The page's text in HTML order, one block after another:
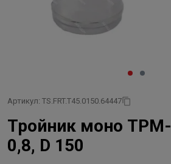
Артикул: TS.FRT.T45.0150.64447
Тройник моно
0,8, D 150